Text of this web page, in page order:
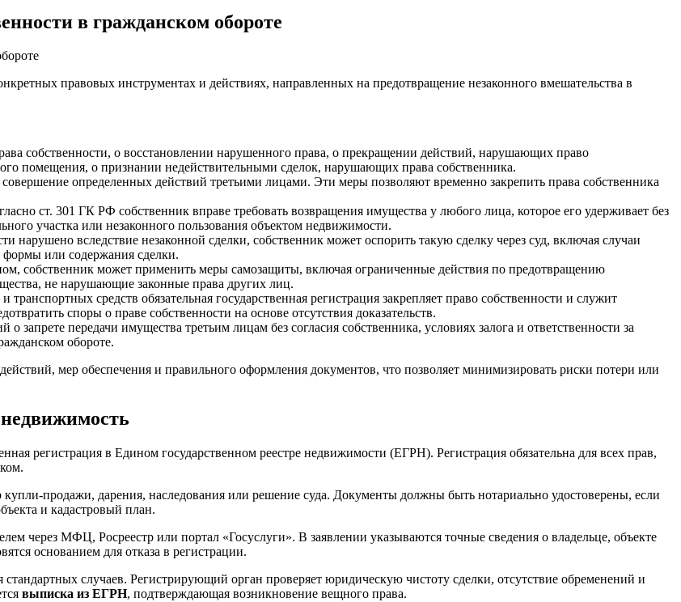
в гражданском обороте
правовых инструментах и действиях, направленных на предотвращение незаконного вмешательства в
собственности, о восстановлении нарушенного права, о прекращении действий, нарушающих право
помещения, о признании недействительными сделок, нарушающих права собственника.
совершение определенных действий третьими лицами. Эти меры позволяют временно закрепить права собственника
ст. 301 ГК РФ собственник вправе требовать возвращения имущества у любого лица, которое его удерживает без
участка или незаконного пользования объектом недвижимости.
нарушено вследствие незаконной сделки, собственник может оспорить такую сделку через суд, включая случаи
или содержания сделки.
собственник может применить меры самозащиты, включая ограниченные действия по предотвращению
не нарушающие законные права других лиц.
средств обязательная государственная регистрация закрепляет право собственности и служит
споры о праве собственности на основе отсутствия доказательств.
запрете передачи имущества третьим лицам без согласия собственника, условиях залога и ответственности за
обороте.
мер обеспечения и правильного оформления документов, что позволяет минимизировать риски потери или
регистрация в Едином государственном реестре недвижимости (ЕГРН). Регистрация обязательна для всех прав,
продажи, дарения, наследования или решение суда. Документы должны быть нотариально удостоверены, если
и кадастровый план.
через МФЦ, Росреестр или портал «Госуслуги». В заявлении указываются точные сведения о владельце, объекте
основанием для отказа в регистрации.
случаев. Регистрирующий орган проверяет юридическую чистоту сделки, отсутствие обременений и
выписка из ЕГРН, подтверждающая возникновение вещного права.